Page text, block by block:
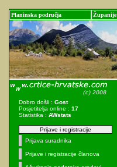
Planinska područja Županije
Dobro došli : Gost
Posjetitelja online : 17
Statistika : AWstats
Prijave i registracije
Prijava suradnika
Prijave i registracije članova